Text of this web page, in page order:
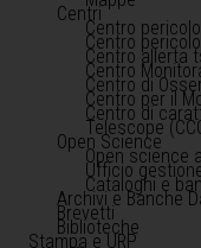
Centri
Centro
Centro
Centro allerta
Centro
Centro di
Centro per il
Centro di
Telescope
Open Science
Open science
Ufficio
Cataloghi e
Archivi e Banche
Brevetti
Biblioteche
Stampa e URP